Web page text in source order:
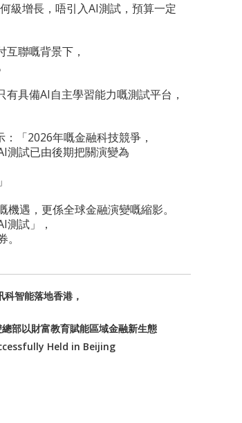
級增長，唔引入AI測試，預算一定
聯嘅背景下，
具備AI自主學習能力嘅測試平台，
「2026年嘅金融科技競爭，
測試已由後期把關演變為
機遇，更係全球金融演變嘅縮影。
測試」，
智能落地香港，
部以財富教育賦能區域金融新生態
Held in Beijing